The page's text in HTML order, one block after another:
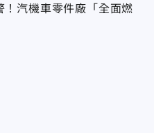
！汽機車零件廠「全面燃